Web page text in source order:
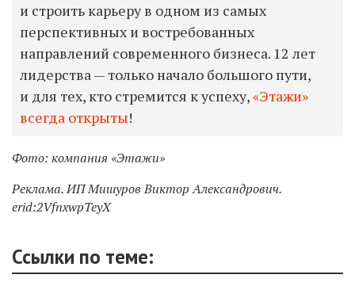
и строить карьеру в одном из самых
перспективных и востребованных
направлений современного бизнеса. 12 лет
лидерства — только начало большого пути,
и для тех, кто стремится к успеху,«Этажи»
всегда открыты!
Фото: компания «Этажи»
Реклама. ИП Мишуров Виктор Александрович.
erid:2VfnxwpTeyX
Ссылки по теме: